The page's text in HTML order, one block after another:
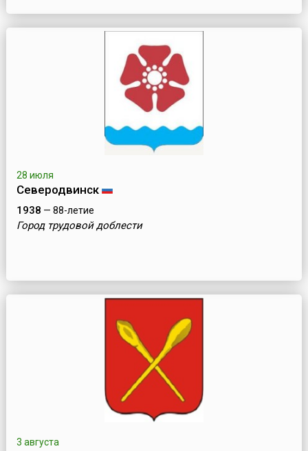
28 июля
Северодвинск
1938 — 88-летие
Город трудовой доблести
3 августа